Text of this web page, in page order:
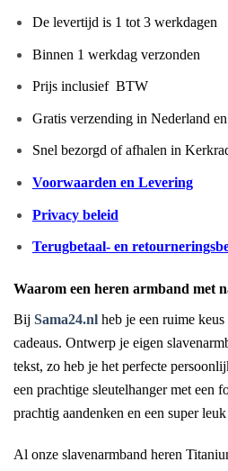
De levertijd is 1 tot 3 werkdagen
Binnen 1 werkdag verzonden
Prijs inclusief BTW
Gratis verzending in Nederland
Snel bezorgd of afhalen in
Voorwaarden en Levering
Privacy beleid
Terugbetaal- en
Waarom een heren armband met
Bij Sama24.nl heb je een ruime
cadeaus. Ontwerp je eigen
tekst, zo heb je het perfecte
een prachtige sleutelhanger met een
prachtig aandenken en een super leuk
Al onze slavenarmband heren